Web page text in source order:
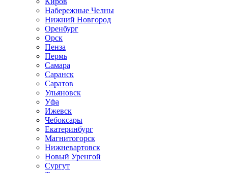
Набережные Челны
Нижний Новгород
Оренбург
Орск
Пенза
Пермь
Самара
Саранск
Саратов
Ульяновск
Уфа
Ижевск
Чебоксары
Екатеринбург
Магнитогорск
Нижневартовск
Новый Уренгой
Сургут